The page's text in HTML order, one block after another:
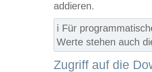
addieren.
ℹ️ Für
Werte stehen auch
Zugriff auf die